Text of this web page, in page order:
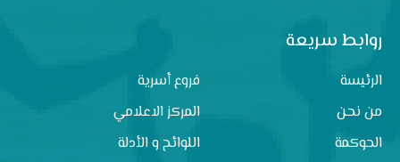
روابط سريعة
الرئيسة
فروع أسرية
من نحن
المركز الاعلامي
الحوكمة
اللوائح و الأدلة